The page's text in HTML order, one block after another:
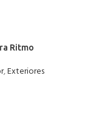
Ritmo
,Exteriores